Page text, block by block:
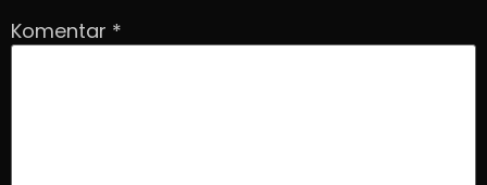
Komentar *